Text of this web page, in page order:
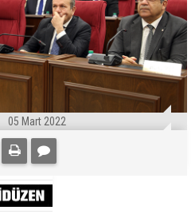
05 Mart 2022